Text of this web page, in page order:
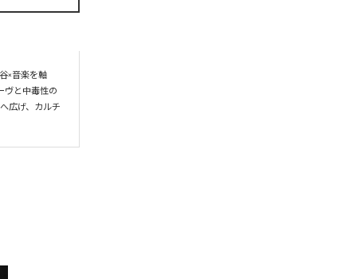
×音楽を軸
ヴと中毒性の
広げ、カルチ